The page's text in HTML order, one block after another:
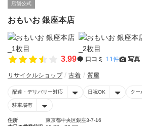
店舗公式
おもいお 銀座本店
3.99 口コミ 11件 写真
リサイクルショップ 古着 質屋
配達・デリバリー対応 日祝OK クー
駐車場有
住所
東京都中央区銀座3-7-16